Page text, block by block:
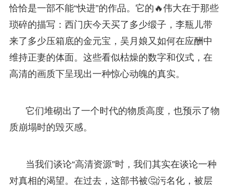
恰恰是一部不能“快进”的作品。它的🔥伟大在于那些
琐碎的描写：西门庆今天买了多少缎子，李瓶儿带
来了多少压箱底的金元宝，吴月娘又如何在应酬中
维持正妻的体面。这些看似枯燥的数字和仪式，在
高清的画质下呈现出一种惊心动魄的真实。
它们堆砌出了一个时代的物质高度，也预示了物
质崩塌时的毁灭感。
当我们谈论“高清资源”时，我们其实在谈论一种
对真相的渴望。在过去，这部书被🤔污名化，被层